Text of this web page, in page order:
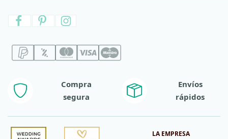
Compra
segura
Envíos
rápidos
LA EMPRESA